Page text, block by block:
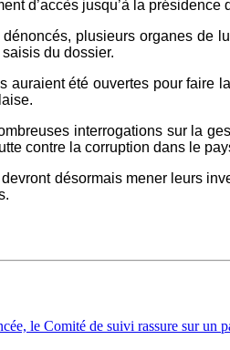
d’accès jusqu’à la présidence
plusieurs organes de
du dossier.
auraient été ouvertes pour faire
interrogations sur la
contre la corruption dans le
désormais mener leurs